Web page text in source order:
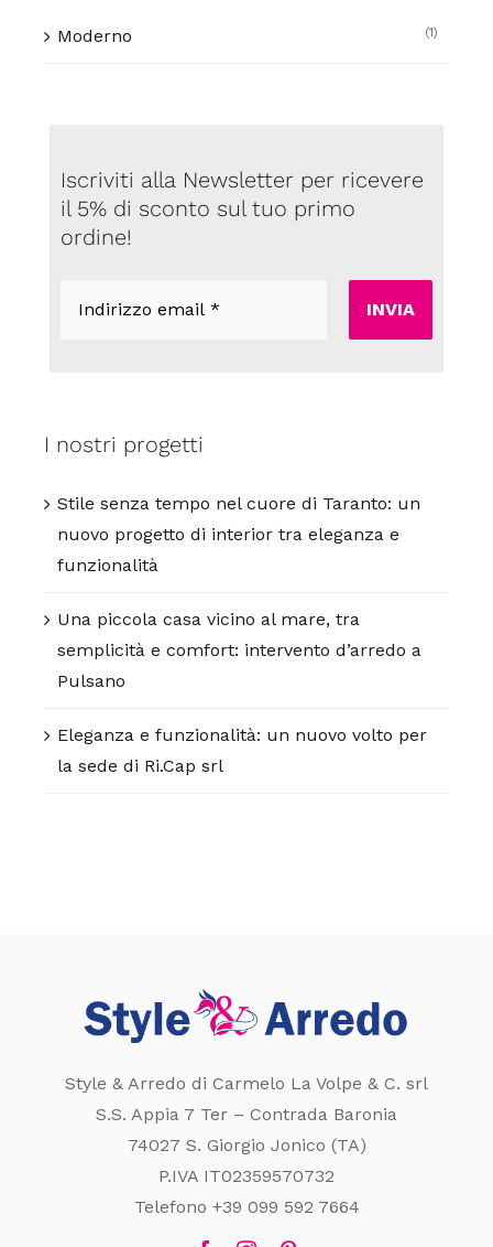
Moderno (1)
Iscriviti alla Newsletter per ricevere
il 5% di sconto sul tuo primo
ordine!
email
I nostri progetti
Stile senza tempo nel cuore di Taranto: un
nuovo progetto di interior tra eleganza e
funzionalità
Una piccola casa vicino al mare, tra
semplicità e comfort: intervento d’arredo a
Pulsano
Eleganza e funzionalità: un nuovo volto per
la sede di Ri.Cap srl
Style & Arredo di Carmelo La Volpe & C. srl
S.S. Appia 7 Ter – Contrada Baronia
74027 S. Giorgio Jonico (TA)
P.IVA IT02359570732
Telefono +39 099 592 7664